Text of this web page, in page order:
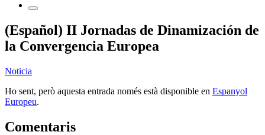
(Español) II Jornadas de Dinamización de
la Convergencia Europea
Noticia
Ho sent, però aquesta entrada només està disponible en Espanyol
Europeu.
Comentaris